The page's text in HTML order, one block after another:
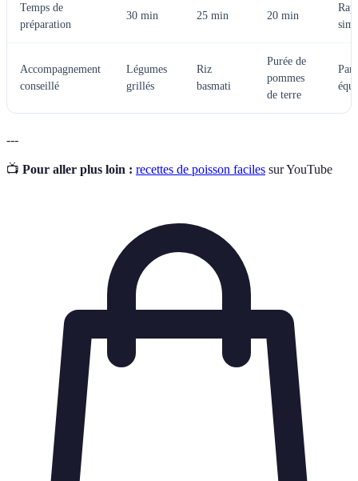
Temps de
préparation
30 min 25 min 20 min
Accompagnement
conseillé
Légumes
grillés
Riz
basmati
Purée de
pommes
de terre
---
📺 Pour aller plus loin : recettes de poisson faciles sur YouTube